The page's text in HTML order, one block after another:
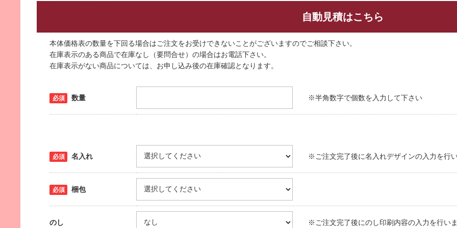
自動見積はこちら
本体価格表の数量を下回る場合はご注文をお受けできないことがございますのでご相談下さい。
在庫表示のある商品で在庫なし（要問合せ）の場合はお電話下さい。
在庫表示がない商品については、お申し込み後の在庫確認となります。
数量 ※半角数字で個数を入力して下さい
名入れ ※ご注文完了後に名入れデザインの入力を行
梱包
のし ※ご注文完了後にのし印刷内容の入力を行い